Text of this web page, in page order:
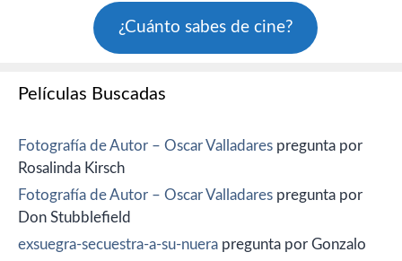
¿Cuánto sabes de cine?
Películas Buscadas
Fotografía de Autor – Oscar Valladares pregunta por
Rosalinda Kirsch
Fotografía de Autor – Oscar Valladares pregunta por
Don Stubblefield
exsuegra-secuestra-a-su-nuera pregunta por Gonzalo